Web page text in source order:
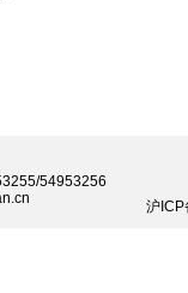
54953256
沪